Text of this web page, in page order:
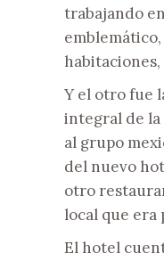
trabajando
habitaciones,
Y el otro fue
integral de la
al grupo
del nuevo
otro
local que era
El hotel